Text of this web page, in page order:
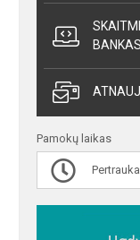
BANKAS
Pamokų laikas
Pertrauka